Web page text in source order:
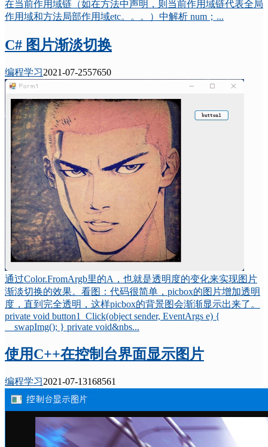
在当前作用域链（如在方法中声明，则当前作用域链代表全局
作用域和方法局部作用域etc。。。）中解析 num；...
C# 图片渐淡切换
编程学习2021-07-2557650
通过Color.FromArgb里的A，也就是透明度的变化来实现图片
渐淡切换的效果。看图：代码很简单，picbox的图片增加透明
度，直到完全透明，这样picbox的背景图会渐渐显示出来了。
private void button1_Click(object sender, EventArgs e) {
swapImg(); } private void&nbs...
使用C++在控制台界面显示图片
编程学习2021-07-13168561